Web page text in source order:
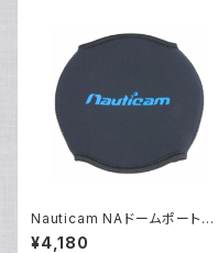
Nauticam NAドームポートカ
バー200 [20258]
¥4,180